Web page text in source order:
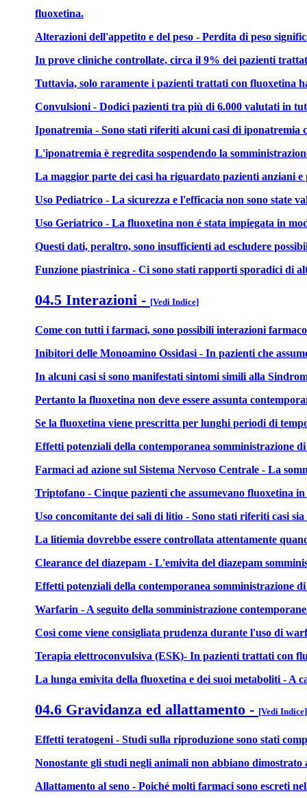
fluoxetina.
Alterazioni dell'appetito e del peso - Perdita di peso
In prove cliniche controllate, circa il 9% dei pazienti
Tuttavia, solo raramente i pazienti trattati con fluoxetina
Convulsioni - Dodici pazienti tra più di 6.000 valutati in
Iponatremia - Sono stati riferiti alcuni casi di iponatremia
L'iponatremia è regredita sospendendo la
La maggior parte dei casi ha riguardato pazienti anziani e
Uso Pediatrico - La sicurezza e l'efficacia non sono state
Uso Geriatrico - La fluoxetina non é stata impiegata in
Questi dati, peraltro, sono insufficienti ad escludere
Funzione piastrinica - Ci sono stati rapporti sporadici di
04.5 Interazioni - [Vedi Indice]
Come con tutti i farmaci, sono possibili interazioni
Inibitori delle Monoamino Ossidasi - In pazienti che
In alcuni casi si sono manifestati sintomi simili alla
Pertanto la fluoxetina non deve essere assunta
Se la fluoxetina viene prescritta per lunghi periodi di
Effetti potenziali della contemporanea somministrazione
Farmaci ad azione sul Sistema Nervoso Centrale - La
Triptofano - Cinque pazienti che assumevano fluoxetina
Uso concomitante dei sali di litio - Sono stati riferiti casi
La litiemia dovrebbe essere controllata attentamente
Clearance del diazepam - L'emivita del diazepam
Effetti potenziali della contemporanea somministrazione
Warfarin - A seguito della somministrazione
Così come viene consigliata prudenza durante l'uso di
Terapia elettroconvulsiva (ESK)- In pazienti trattati con
La lunga emivita della fluoxetina e dei suoi metaboliti - A
04.6 Gravidanza ed allattamento - [Vedi Indice]
Effetti teratogeni - Studi sulla riproduzione sono stati
Nonostante gli studi negli animali non abbiano
Allattamento al seno - Poiché molti farmaci sono escreti